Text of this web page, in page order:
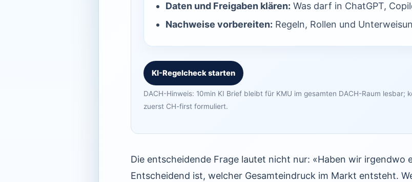
Daten und Freigaben klären: Was darf in ChatGPT,
Nachweise vorbereiten: Regeln, Rollen und
KI-Regelcheck starten
DACH-Hinweis: 10min KI Brief bleibt für KMU im gesamten DACH-Raum lesbar;
zuerst CH-first formuliert.
Die entscheidende Frage lautet nicht nur: «Haben wir irgendwo
Entscheidend ist, welcher Gesamteindruck im Markt entsteht.